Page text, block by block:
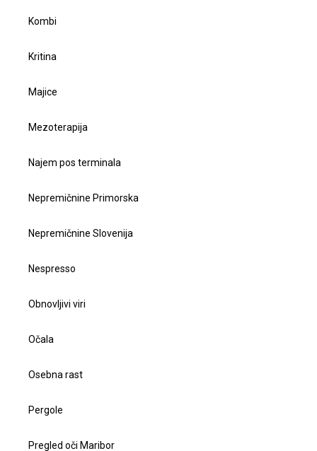
Kombi
Kritina
Majice
Mezoterapija
Najem pos terminala
Nepremičnine Primorska
Nepremičnine Slovenija
Nespresso
Obnovljivi viri
Očala
Osebna rast
Pergole
Pregled oči Maribor